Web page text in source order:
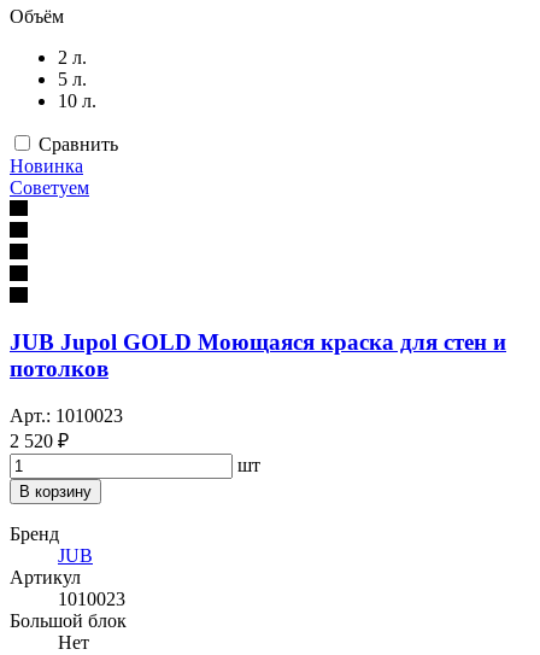
Объём
2 л.
5 л.
10 л.
Сравнить
Новинка
Советуем
JUB Jupol GOLD Моющаяся краска для стен и
потолков
Арт.: 1010023
2 520 ₽
шт
В корзину
Бренд
JUB
Артикул
1010023
Большой блок
Нет